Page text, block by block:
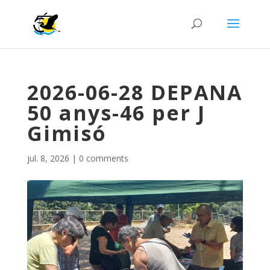
2026-06-28 DEPANA
50 anys-46 per J
Gimisó
jul. 8, 2026 | 0 comments